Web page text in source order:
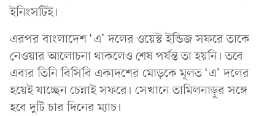
ইনিংসটিই।
এরপর বাংলাদেশ ‘এ’ দলের ওয়েস্ট ইন্ডিজ সফরে তাকে
নেওয়ার আলোচনা থাকলেও শেষ পর্যন্ত তা হয়নি। তবে
এবার তিনি বিসিবি একাদশের মোড়কে মূলত ‘এ’ দলের
হয়েই যাচ্ছেন চেন্নাই সফরে। সেখানে তামিলনাড়ুর সঙ্গে
হবে দুটি চার দিনের ম্যাচ।